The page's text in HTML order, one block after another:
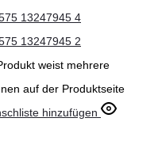
weist mehrere
auf der Produktseite
hinzufügen